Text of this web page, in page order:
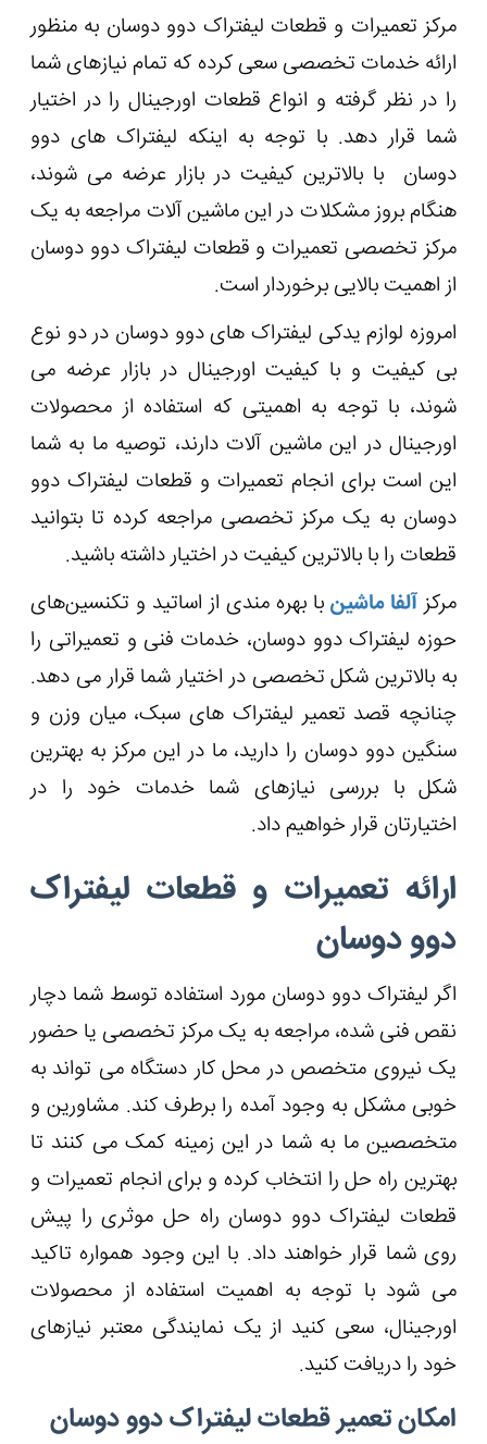
مرکز تعمیرات و قطعات لیفتراک دوو دوسان به منظور
ارائه خدمات تخصصی سعی کرده که تمام نیازهای شما
را در نظر گرفته و انواع قطعات اورجینال را در اختیار
شما قرار دهد. با توجه به اینکه لیفتراک های دوو
دوسان با بالاترین کیفیت در بازار عرضه می ‌شوند،
هنگام بروز مشکلات در این ماشین ‌آلات مراجعه به یک
مرکز تخصصی تعمیرات و قطعات لیفتراک دوو دوسان
از اهمیت بالایی برخوردار است.
امروزه لوازم یدکی لیفتراک های دوو دوسان در دو نوع
بی کیفیت و با کیفیت اورجینال در بازار عرضه می
‌شوند، با توجه به اهمیتی که استفاده از محصولات
اورجینال در این ماشین ‌آلات دارند، توصیه ما به شما
این است برای انجام تعمیرات و قطعات لیفتراک دوو
دوسان به یک مرکز تخصصی مراجعه کرده تا بتوانید
قطعات را با بالاترین کیفیت در اختیار داشته باشید.
مرکزآلفا ماشینبا بهره مندی از اساتید و تکنسین‌های
حوزه لیفتراک دوو دوسان، خدمات فنی و تعمیراتی را
به بالاترین شکل تخصصی در اختیار شما قرار می دهد.
چنانچه قصد تعمیر لیفتراک های سبک، میان وزن و
سنگین دوو دوسان را دارید، ما در این مرکز به بهترین
شکل با بررسی نیازهای شما خدمات خود را در
اختیارتان قرار خواهیم داد.
ارائه تعمیرات و قطعات لیفتراک
دوو دوسان
اگر لیفتراک دوو دوسان مورد استفاده توسط شما دچار
نقص فنی شده، مراجعه به یک مرکز تخصصی یا حضور
یک نیروی متخصص در محل کار دستگاه می تواند به
خوبی مشکل به وجود آمده را برطرف کند. مشاورین و
متخصصین ما به شما در این زمینه کمک می کنند تا
بهترین راه حل را انتخاب کرده و برای انجام تعمیرات و
قطعات لیفتراک دوو دوسان راه حل موثری را پیش
روی شما قرار خواهند داد. با این وجود همواره تاکید
می شود با توجه به اهمیت استفاده از محصولات
اورجینال، سعی کنید از یک نمایندگی معتبر نیازهای
خود را دریافت کنید.
امکان تعمیر قطعات لیفتراک دوو دوسان